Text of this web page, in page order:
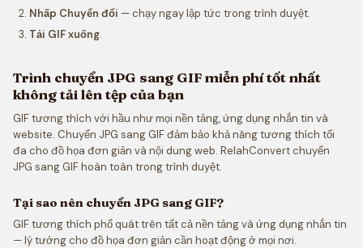
Nhấp Chuyển đổi — chạy ngay lập tức trong trình duyệt.
Tải GIF xuống.
Trình chuyển JPG sang GIF miễn phí tốt nhất
không tải lên tệp của bạn
GIF tương thích với hầu như mọi nền tảng, ứng dụng nhắn tin và
website. Chuyển JPG sang GIF đảm bảo khả năng tương thích tối
đa cho đồ họa đơn giản và nội dung web. RelahConvert chuyển
JPG sang GIF hoàn toàn trong trình duyệt.
Tại sao nên chuyển JPG sang GIF?
GIF tương thích phổ quát trên tất cả nền tảng và ứng dụng nhắn tin
— lý tưởng cho đồ họa đơn giản cần hoạt động ở mọi nơi.